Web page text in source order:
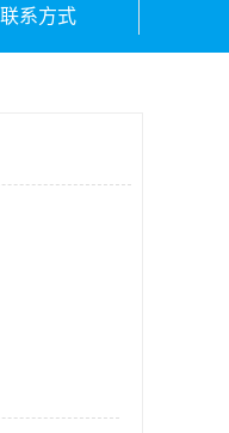
联系方式